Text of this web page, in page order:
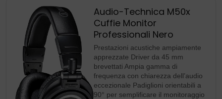
Audio-Technica M50x
Cuffie Monitor
Professionali Nero
Prestazioni acustiche ampiamente
apprezzate Driver da 45 mm
brevettati Ampia gamma di
frequenza con chiarezza dell’audio
eccezionale Padiglioni orientabili a
90° per semplificare il monitoraggio